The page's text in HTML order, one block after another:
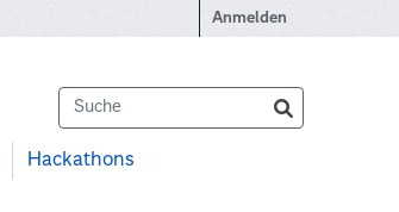
Anmelden
Hackathons